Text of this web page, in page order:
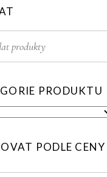
PRODUKTU
PODLE CENY